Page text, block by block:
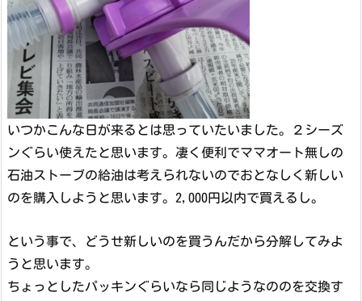
いつかこんな日が来るとは思っていたいました。２シーズ
ンぐらい使えたと思います。凄く便利でママオート無しの
石油ストーブの給油は考えられないのでおとなしく新しい
のを購入しようと思います。2,000円以内で買えるし。
という事で、どうせ新しいのを買うんだから分解してみよ
うと思います。
ちょっとしたパッキンぐらいなら同じようなののを交換す